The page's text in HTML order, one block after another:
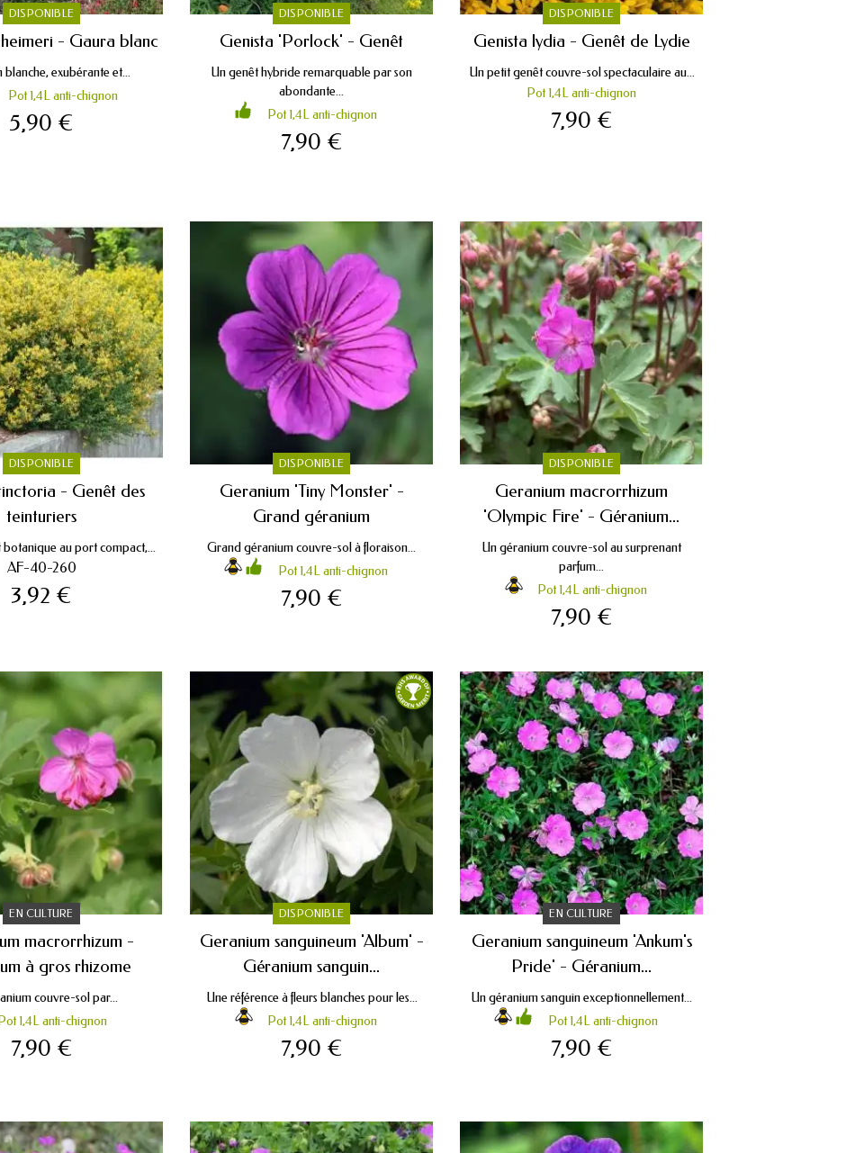
DISPONIBLE
- Gaura blanc
blanche, exubérante et...
Pot 1,4L anti-chignon
5,90 €
DISPONIBLE
Genista 'Porlock' - Genêt
Un genêt hybride remarquable par son
abondante...
Pot 1,4L anti-chignon
7,90 €
DISPONIBLE
Genista lydia - Genêt de Lydie
Un petit genêt couvre-sol spectaculaire au...
Pot 1,4L anti-chignon
7,90 €
DISPONIBLE
- Genêt des
teinturiers
botanique au port compact,...
AF-40-260
3,92 €
DISPONIBLE
Geranium 'Tiny Monster' -
Grand géranium
Grand géranium couvre-sol à floraison...
Pot 1,4L anti-chignon
7,90 €
DISPONIBLE
Geranium macrorrhizum
'Olympic Fire' - Géranium...
Un géranium couvre-sol au surprenant
parfum...
Pot 1,4L anti-chignon
7,90 €
EN CULTURE
macrorrhizum -
à gros rhizome
couvre-sol par...
Pot 1,4L anti-chignon
7,90 €
DISPONIBLE
Geranium sanguineum 'Album' -
Géranium sanguin...
Une référence à fleurs blanches pour les...
Pot 1,4L anti-chignon
7,90 €
EN CULTURE
Geranium sanguineum 'Ankum's
Pride' - Géranium...
Un géranium sanguin exceptionnellement...
Pot 1,4L anti-chignon
7,90 €